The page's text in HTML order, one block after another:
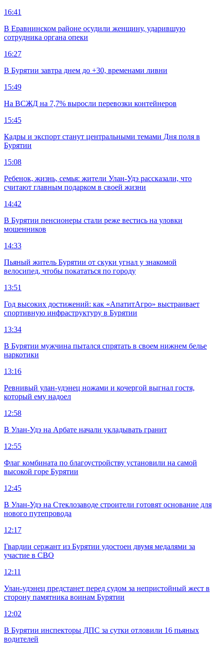
16:41
В Еравнинском районе осудили женщину, ударившую
сотрудника органа опеки
16:27
В Бурятии завтра днем до +30, временами ливни
15:49
На ВСЖД на 7,7% выросли перевозки контейнеров
15:45
Кадры и экспорт станут центральными темами Дня поля в
Бурятии
15:08
Ребенок, жизнь, семья: жители Улан-Удэ рассказали, что
считают главным подарком в своей жизни
14:42
В Бурятии пенсионеры стали реже вестись на уловки
мошенников
14:33
Пьяный житель Бурятии от скуки угнал у знакомой
велосипед, чтобы покататься по городу
13:51
Год высоких достижений: как «АпатитАгро» выстраивает
спортивную инфраструктуру в Бурятии
13:34
В Бурятии мужчина пытался спрятать в своем нижнем белье
наркотики
13:16
Ревнивый улан-удэнец ножами и кочергой выгнал гостя,
который ему надоел
12:58
В Улан-Удэ на Арбате начали укладывать гранит
12:55
Флаг комбината по благоустройству установили на самой
высокой горе Бурятии
12:45
В Улан-Удэ на Стеклозаводе строители готовят основание для
нового путепровода
12:17
Гвардии сержант из Бурятии удостоен двумя медалями за
участие в СВО
12:11
Улан-удэнец предстанет перед судом за непристойный жест в
сторону памятника воинам Бурятии
12:02
В Бурятии инспекторы ДПС за сутки отловили 16 пьяных
водителей